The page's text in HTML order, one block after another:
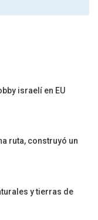
israelí en EU
ruta, construyó un
y tierras de